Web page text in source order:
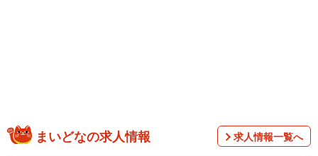
中学校生活のメインイベントともいえる修学旅行。その部
屋決めで当初は仲の良い子たちと同部屋だった息子さん。
まいどなの求人情報 求人情報一覧へ